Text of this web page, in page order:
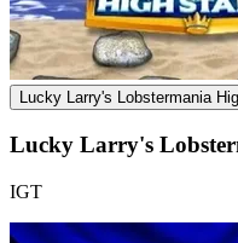
Lucky Larry's Lobstermania
Lucky Larry's
IGT